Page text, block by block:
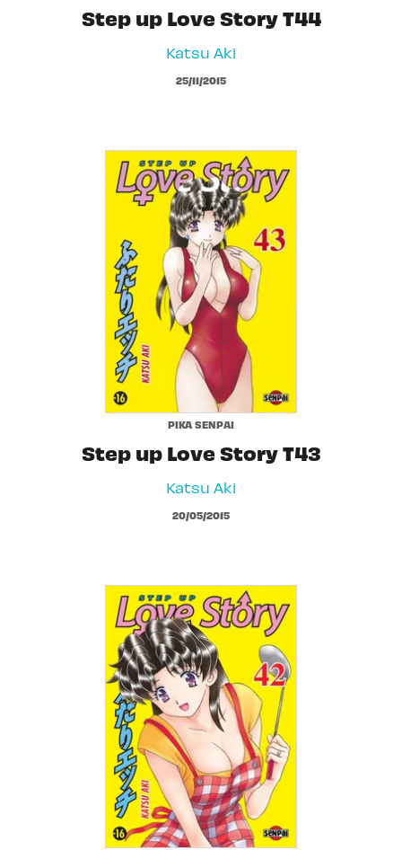
Step up Love Story T44
Katsu Aki
25/11/2015
PIKA SENPAI
Step up Love Story T43
Katsu Aki
20/05/2015